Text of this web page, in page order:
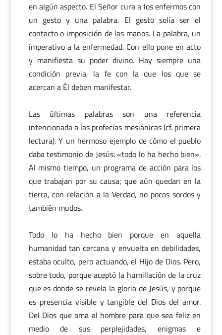
en algún aspecto. El Señor cura a los enfermos con
un gesto y una palabra. El gesto solía ser el
contacto o imposición de las manos. La palabra, un
imperativo a la enfermedad. Con ello pone en acto
y manifiesta su poder divino. Hay siempre una
condición previa, la fe con la que los que se
acercan a Él deben manifestar.
Las últimas palabras son una referencia
intencionada a las profecías mesiánicas (cf. primera
lectura). Y un hermoso ejemplo de cómo el pueblo
daba testimonio de Jesús: «todo lo ha hecho bien».
Al mismo tiempo, un programa de acción para los
que trabajan por su causa; que aún quedan en la
tierra, con relación a la Verdad, no pocos sordos y
también mudos.
Todo lo ha hecho bien porque en aquella
humanidad tan cercana y envuelta en debilidades,
estaba oculto, pero actuando, el Hijo de Dios. Pero,
sobre todo, porque aceptó la humillación de la cruz
que es donde se revela la gloria de Jesús, y porque
es presencia visible y tangible del Dios del amor.
Del Dios que ama al hombre para que sea feliz en
medio de sus perplejidades, enigmas e